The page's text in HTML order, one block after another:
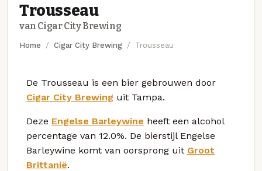
Trousseau
van Cigar City Brewing
Home Cigar City Brewing Trousseau
De Trousseau is een bier gebrouwen door
Cigar City Brewing uit Tampa.
Deze Engelse Barleywine heeft een alcohol
percentage van 12.0%. De bierstijl Engelse
Barleywine komt van oorsprong uit Groot
Brittanië.